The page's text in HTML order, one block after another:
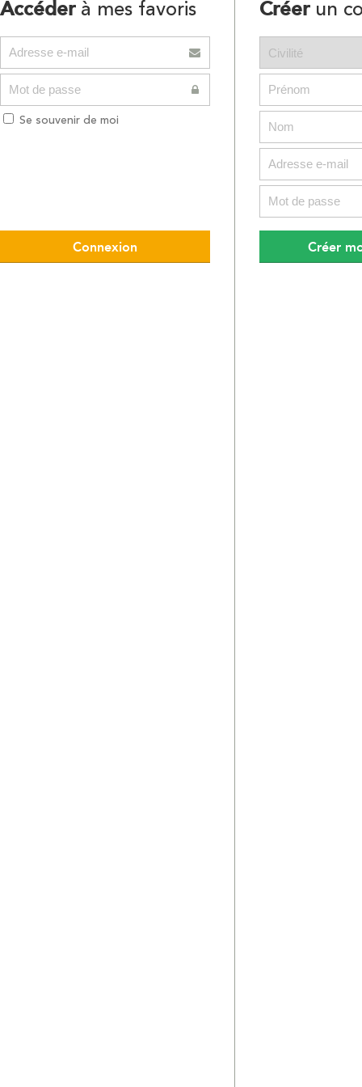
Accéderà mes favoris
Se souvenir de moi
Créerun